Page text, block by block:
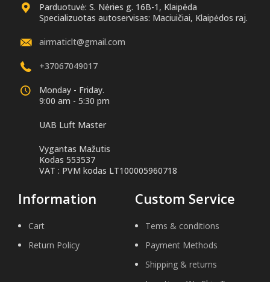
Parduotuvė: S. Nėries g. 16B-1, Klaipėda
Specializuotas autoservisas: Maciuičiai, Klaipėdos raj.
airmaticlt@gmail.com
+37067049017
Monday - Friday.
9:00 am - 5:30 pm
UAB Luft Master
Vygantas Mažutis
Kodas 553537
VAT : PVM kodas LT100005960718
Information
Cart
Return Policy
Custom Service
Tems & conditions
Payment Methods
Shipping & returns